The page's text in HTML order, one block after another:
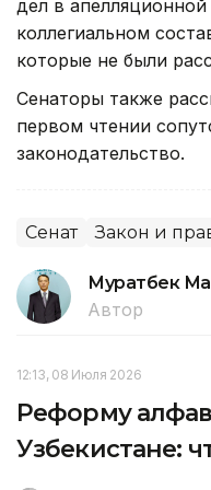
дел в
коллегиальном
которые не были
Сенаторы также
первом чтении
законодательство.
Сенат Закон и
Муратбек
Автор
12:13, 08 Июля 2026
Реформу
Узбекистане: